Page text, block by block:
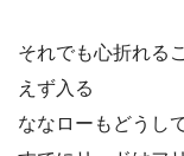
それでも心折れる
えず入る
ななローもどうし